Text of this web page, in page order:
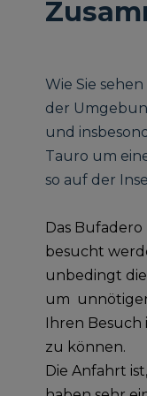
Wie Sie
der
und
Tauro um
so auf der
Das
besucht
unbedingt
um
Ihren
zu können.
Die Anfahrt